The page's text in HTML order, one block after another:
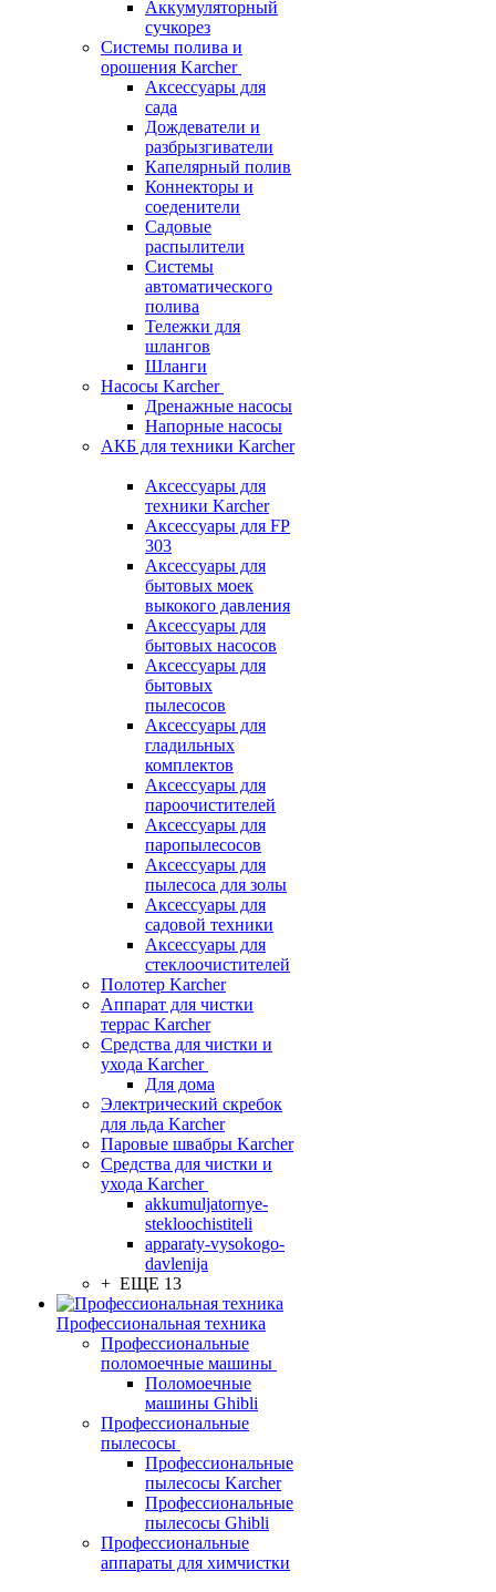
Аккумуляторный
сучкорез
Системы полива и
орошения Karcher
Аксессуары для
сада
Дождеватели и
разбрызгиватели
Капелярный полив
Коннекторы и
соеденители
Садовые
распылители
Системы
автоматического
полива
Тележки для
шлангов
Шланги
Насосы Karcher
Дренажные насосы
Напорные насосы
АКБ для техники Karcher
Аксессуары для
техники Karcher
Аксессуары для FP
303
Аксессуары для
бытовых моек
выкокого давления
Аксессуары для
бытовых насосов
Аксессуары для
бытовых
пылесосов
Аксессуары для
гладильных
комплектов
Аксессуары для
пароочистителей
Аксессуары для
паропылесосов
Аксессуары для
пылесоса для золы
Аксессуары для
садовой техники
Аксессуары для
стеклоочистителей
Полотер Karcher
Аппарат для чистки
террас Karcher
Средства для чистки и
ухода Karcher
Для дома
Электрический скребок
для льда Karcher
Паровые швабры Karcher
Средства для чистки и
ухода Karcher
akkumuljatornye-
stekloochistiteli
apparaty-vysokogo-
davlenija
+ ЕЩЕ 13
Профессиональная техника
Профессиональные
поломоечные машины
Поломоечные
машины Ghibli
Профессиональные
пылесосы
Профессиональные
пылесосы Karcher
Профессиональные
пылесосы Ghibli
Профессиональные
аппараты для химчистки